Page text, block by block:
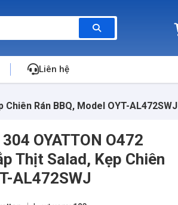
Liên hệ
Chiên Rán BBQ, Model OYT-AL472SWJ
OYATTON O472
Thịt Salad, Kẹp Chiên
AL472SWJ